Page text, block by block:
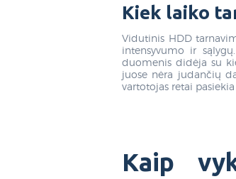
Kiek laiko
Vidutinis HDD
intensyvumo ir
duomenis didėja su
juose nėra judančių
vartotojas retai
Kaip